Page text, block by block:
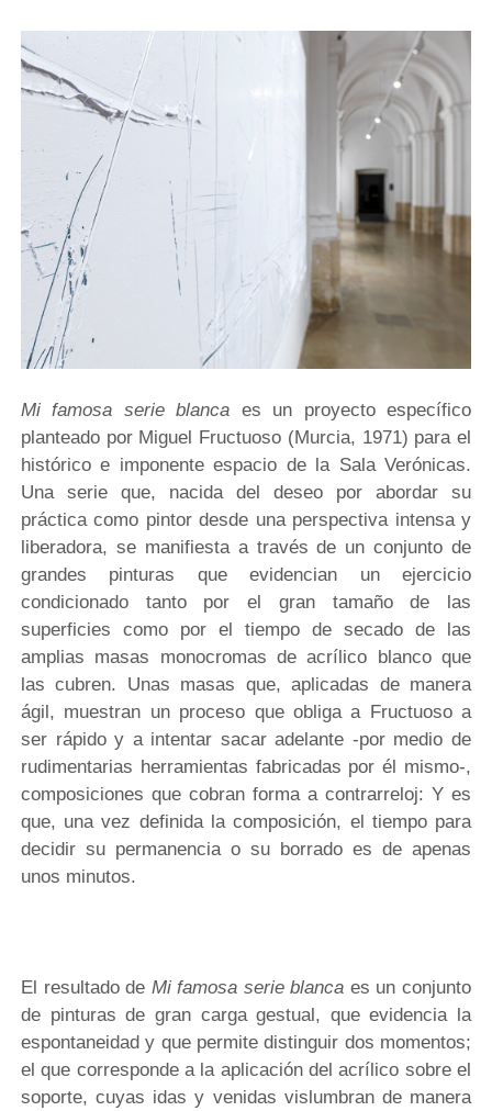
Mi famosa serie blanca es un proyecto específico
planteado por Miguel Fructuoso (Murcia, 1971) para el
histórico e imponente espacio de la Sala Verónicas.
Una serie que, nacida del deseo por abordar su
práctica como pintor desde una perspectiva intensa y
liberadora, se manifiesta a través de un conjunto de
grandes pinturas que evidencian un ejercicio
condicionado tanto por el gran tamaño de las
superficies como por el tiempo de secado de las
amplias masas monocromas de acrílico blanco que
las cubren. Unas masas que, aplicadas de manera
ágil, muestran un proceso que obliga a Fructuoso a
ser rápido y a intentar sacar adelante -por medio de
rudimentarias herramientas fabricadas por él mismo-,
composiciones que cobran forma a contrarreloj: Y es
que, una vez definida la composición, el tiempo para
decidir su permanencia o su borrado es de apenas
unos minutos.
El resultado de Mi famosa serie blanca es un conjunto
de pinturas de gran carga gestual, que evidencia la
espontaneidad y que permite distinguir dos momentos;
el que corresponde a la aplicación del acrílico sobre el
soporte, cuyas idas y venidas vislumbran de manera